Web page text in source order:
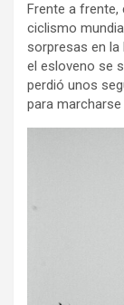
Frente a
ciclismo
sorpresas en
el esloveno se
perdió unos
para